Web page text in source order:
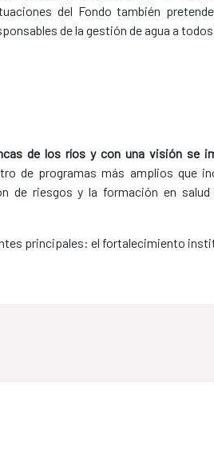
del Fondo también
de la gestión de agua a todos
de los ríos y con una visión se
de programas más amplios que
de riesgos y la formación en
principales: el fortalecimiento